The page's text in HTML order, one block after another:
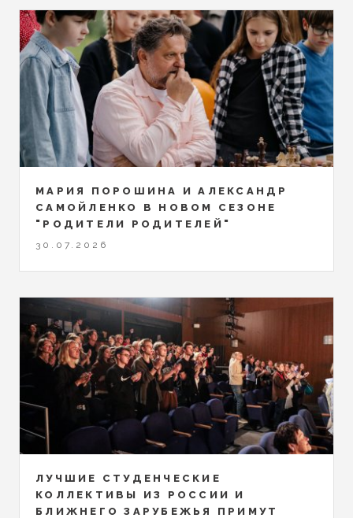
МАРИЯ ПОРОШИНА И АЛЕКСАНДР
САМОЙЛЕНКО В НОВОМ СЕЗОНЕ
"РОДИТЕЛИ РОДИТЕЛЕЙ"
30.07.2026
ЛУЧШИЕ СТУДЕНЧЕСКИЕ
КОЛЛЕКТИВЫ ИЗ РОССИИ И
БЛИЖНЕГО ЗАРУБЕЖЬЯ ПРИМУТ